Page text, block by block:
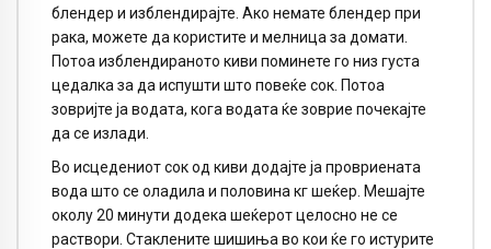
блендер и изблендирајте. Ако немате блендер при
рака, можете да користите и мелница за домати.
Потоа изблендираното киви поминете го низ густа
цедалка за да испушти што повеќе сок. Потоа
зовријте ја водата, кога водата ќе зоврие почекајте
да се излади.
Во исцедениот сок од киви додајте ја провриената
вода што се оладила и половина кг шеќер. Мешајте
околу 20 минути додека шеќерот целосно не се
раствори. Стаклените шишиња во кои ќе го истурите